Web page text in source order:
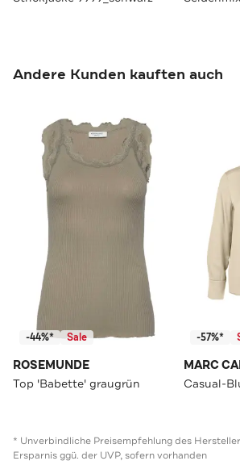
Andere Kunden kauften auch
-44%* Sale
ROSEMUNDE
Top 'Babette' graugrün
-57%*
MARC
Casual-
* Unverbindliche Preisempfehlung des
Ersparnis ggü. der UVP, sofern vorhanden